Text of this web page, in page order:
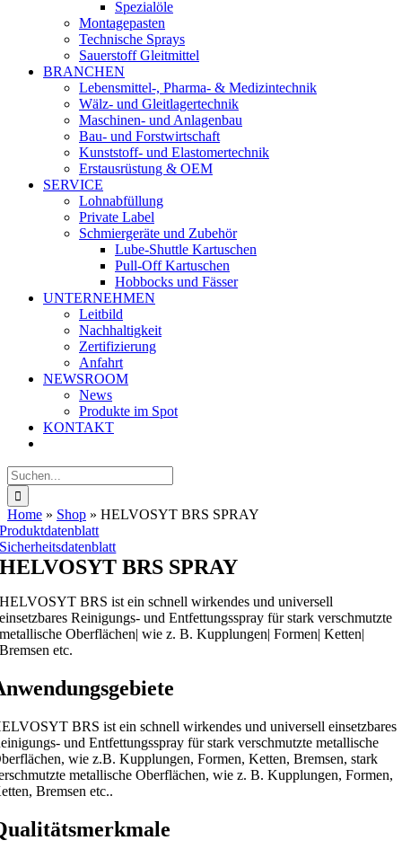
Spezialöle
Montagepasten
Technische Sprays
Sauerstoff Gleitmittel
BRANCHEN
Lebensmittel-, Pharma- & Medizintechnik
Wälz- und Gleitlagertechnik
Maschinen- und Anlagenbau
Bau- und Forstwirtschaft
Kunststoff- und Elastomertechnik
Erstausrüstung & OEM
SERVICE
Lohnabfüllung
Private Label
Schmiergeräte und Zubehör
Lube-Shuttle Kartuschen
Pull-Off Kartuschen
Hobbocks und Fässer
UNTERNEHMEN
Leitbild
Nachhaltigkeit
Zertifizierung
Anfahrt
NEWSROOM
News
Produkte im Spot
KONTAKT
Suche
nach:
Home » Shop » HELVOSYT BRS SPRAY
Produktdatenblatt
Sicherheitsdatenblatt
HELVOSYT BRS SPRAY
HELVOSYT BRS ist ein schnell wirkendes und universell
einsetzbares Reinigungs- und Entfettungsspray für stark verschmutzte
metallische Oberflächen| wie z. B. Kupplungen| Formen| Ketten|
Bremsen etc.
BRS ist ein schnell wirkendes und universell einsetzbares
und Entfettungsspray für stark verschmutzte metallische
wie z.B. Kupplungen, Formen, Ketten, Bremsen, stark
metallische Oberflächen, wie z. B. Kupplungen, Formen,
Bremsen etc..